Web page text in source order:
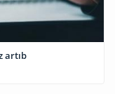
artıb